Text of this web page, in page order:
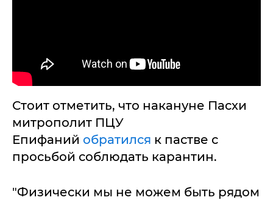
Стоит отметить, что накануне Пасхи
митрополит ПЦУ
Епифаний обратился к пастве с
просьбой соблюдать карантин.
"Физически мы не можем быть рядом